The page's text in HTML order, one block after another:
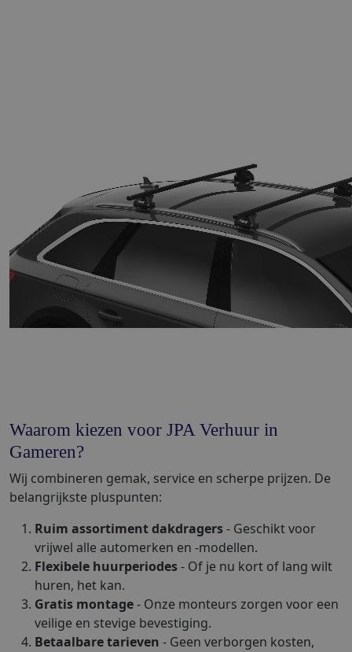
Waarom kiezen voor JPA Verhuur in
Gameren?
Wij combineren gemak, service en scherpe prijzen. De
belangrijkste pluspunten:
Ruim assortiment dakdragers- Geschikt voor
vrijwel alle automerken en -modellen.
Flexibele huurperiodes- Of je nu kort of lang wilt
huren, het kan.
Gratis montage- Onze monteurs zorgen voor een
veilige en stevige bevestiging.
Betaalbare tarieven - Geen verborgen kosten,